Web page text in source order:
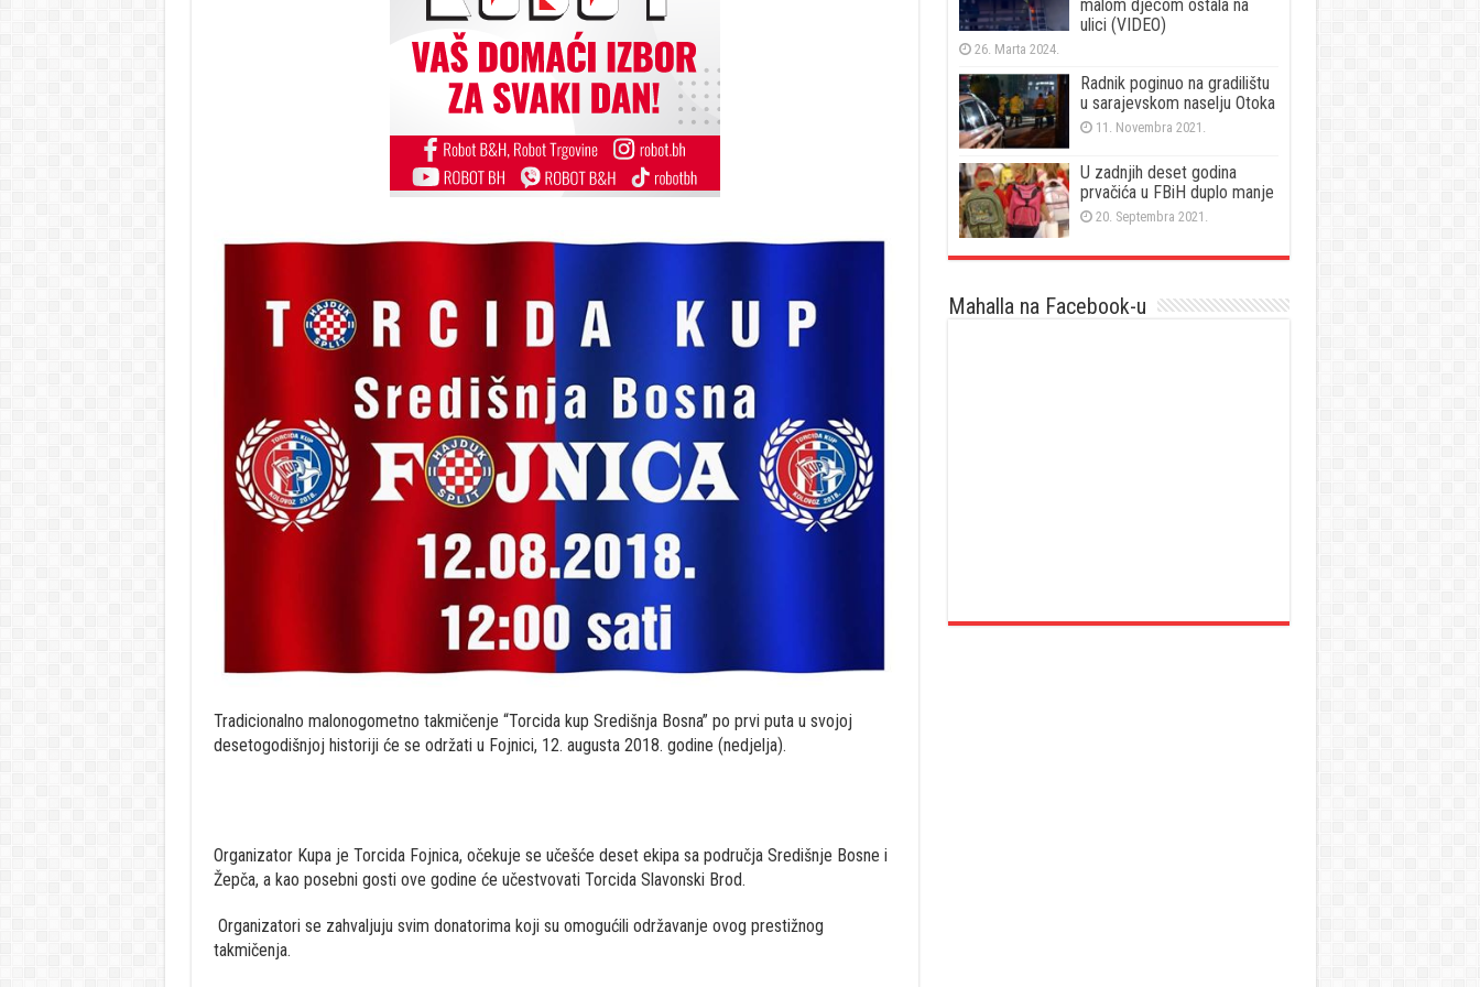
Tradicionalno malonogometno takmičenje “Torcida kup Središnja Bosna” po prvi puta u svojoj
desetogodišnjoj historiji će se održati u Fojnici, 12. augusta 2018. godine (nedjelja).
Organizator Kupa je Torcida Fojnica, očekuje se učešće deset ekipa sa područja Središnje Bosne i
Žepča, a kao posebni gosti ove godine će učestvovati Torcida Slavonski Brod.
Organizatori se zahvaljuju svim donatorima koji su omogućili održavanje ovog prestižnog
takmičenja.
malom djecom ostala na
ulici (VIDEO)
26. Marta 2024.
Radnik poginuo na gradilištu
u sarajevskom naselju Otoka
11. Novembra 2021.
U zadnjih deset godina
prvačića u FBiH duplo manje
20. Septembra 2021.
Mahalla na Facebook-u